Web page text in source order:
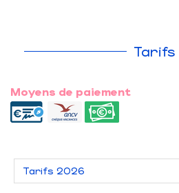
Tarifs
Moyens de paiement